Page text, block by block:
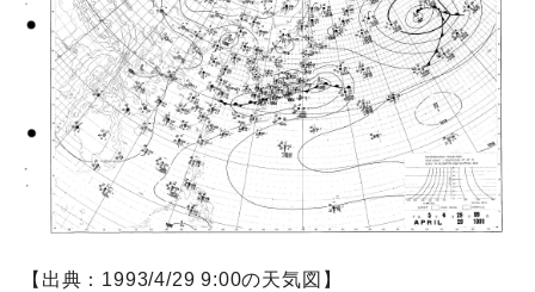
【出典：1993/4/29 9:00の天気図】